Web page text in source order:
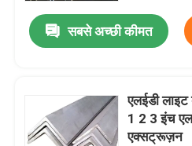
उत्पाद
सबसे अच्छी कीमत
एलईडी
1 2 3 इंच
एक्सट्रूज़न